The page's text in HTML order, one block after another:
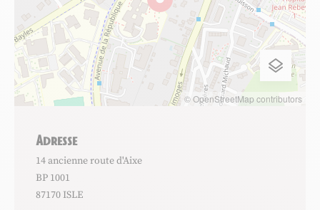
© OpenStreetMap contributors
Adresse
14 ancienne route d'Aixe
BP 1001
87170 ISLE